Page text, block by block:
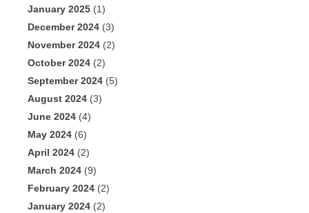
January 2025 (1)
December 2024 (3)
November 2024 (2)
October 2024 (2)
September 2024 (5)
August 2024 (3)
June 2024 (4)
May 2024 (6)
April 2024 (2)
March 2024 (9)
February 2024 (2)
January 2024 (2)